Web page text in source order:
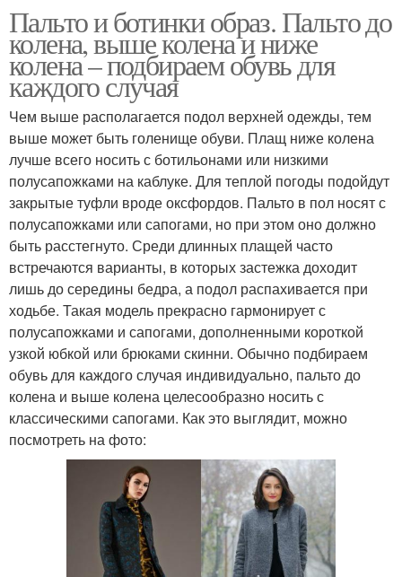
Пальто и ботинки образ. Пальто до
колена, выше колена и ниже
колена – подбираем обувь для
каждого случая
Чем выше располагается подол верхней одежды, тем
выше может быть голенище обуви. Плащ ниже колена
лучше всего носить с ботильонами или низкими
полусапожками на каблуке. Для теплой погоды подойдут
закрытые туфли вроде оксфордов. Пальто в пол носят с
полусапожками или сапогами, но при этом оно должно
быть расстегнуто. Среди длинных плащей часто
встречаются варианты, в которых застежка доходит
лишь до середины бедра, а подол распахивается при
ходьбе. Такая модель прекрасно гармонирует с
полусапожками и сапогами, дополненными короткой
узкой юбкой или брюками скинни. Обычно подбираем
обувь для каждого случая индивидуально, пальто до
колена и выше колена целесообразно носить с
классическими сапогами. Как это выглядит, можно
посмотреть на фото: